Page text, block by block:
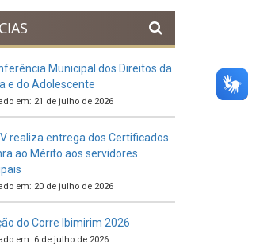
Municipal dos Direitos da
e do Adolescente
em: 21 de julho de 2026
realiza entrega dos Certificados
ao Mérito aos servidores
em: 20 de julho de 2026
do Corre Ibimirim 2026
em: 6 de julho de 2026